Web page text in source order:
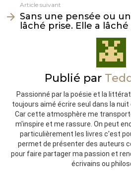
Article suivant
Sans une pensée ou
lâché prise. Elle a
Publié par
Passionné par la poésie et la
toujours aimé écrire seul dans la nuit
Car cette atmosphère me
m'inspire et me rassure. On peut
particulièrement les livres c'est
permet de présenter des auteurs
pour faire partager ma passion et
écrivains ou